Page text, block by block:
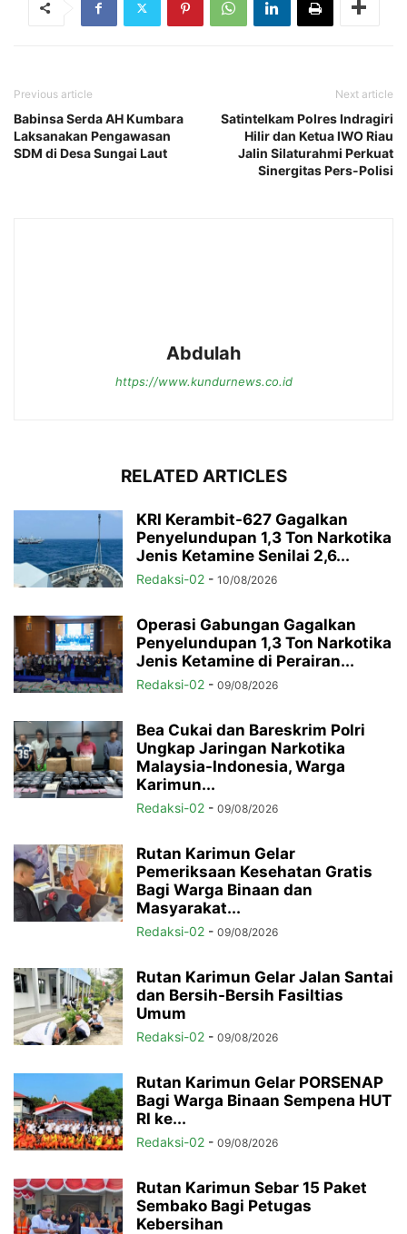
Previous article
Babinsa Serda AH Kumbara
Laksanakan Pengawasan
SDM di Desa Sungai Laut
Next article
Satintelkam Polres Indragiri
Hilir dan Ketua IWO Riau
Jalin Silaturahmi Perkuat
Sinergitas Pers-Polisi
Abdulah
https://www.kundurnews.co.id
RELATED ARTICLES
KRI Kerambit-627 Gagalkan
Penyelundupan 1,3 Ton Narkotika
Jenis Ketamine Senilai 2,6...
Redaksi-02 - 10/08/2026
Operasi Gabungan Gagalkan
Penyelundupan 1,3 Ton Narkotika
Jenis Ketamine di Perairan...
Redaksi-02 - 09/08/2026
Bea Cukai dan Bareskrim Polri
Ungkap Jaringan Narkotika
Malaysia-Indonesia, Warga
Karimun...
Redaksi-02 - 09/08/2026
Rutan Karimun Gelar
Pemeriksaan Kesehatan Gratis
Bagi Warga Binaan dan
Masyarakat...
Redaksi-02 - 09/08/2026
Rutan Karimun Gelar Jalan Santai
dan Bersih-Bersih Fasiltias
Umum
Redaksi-02 - 09/08/2026
Rutan Karimun Gelar PORSENAP
Bagi Warga Binaan Sempena HUT
RI ke...
Redaksi-02 - 09/08/2026
Rutan Karimun Sebar 15 Paket
Sembako Bagi Petugas
Kebersihan